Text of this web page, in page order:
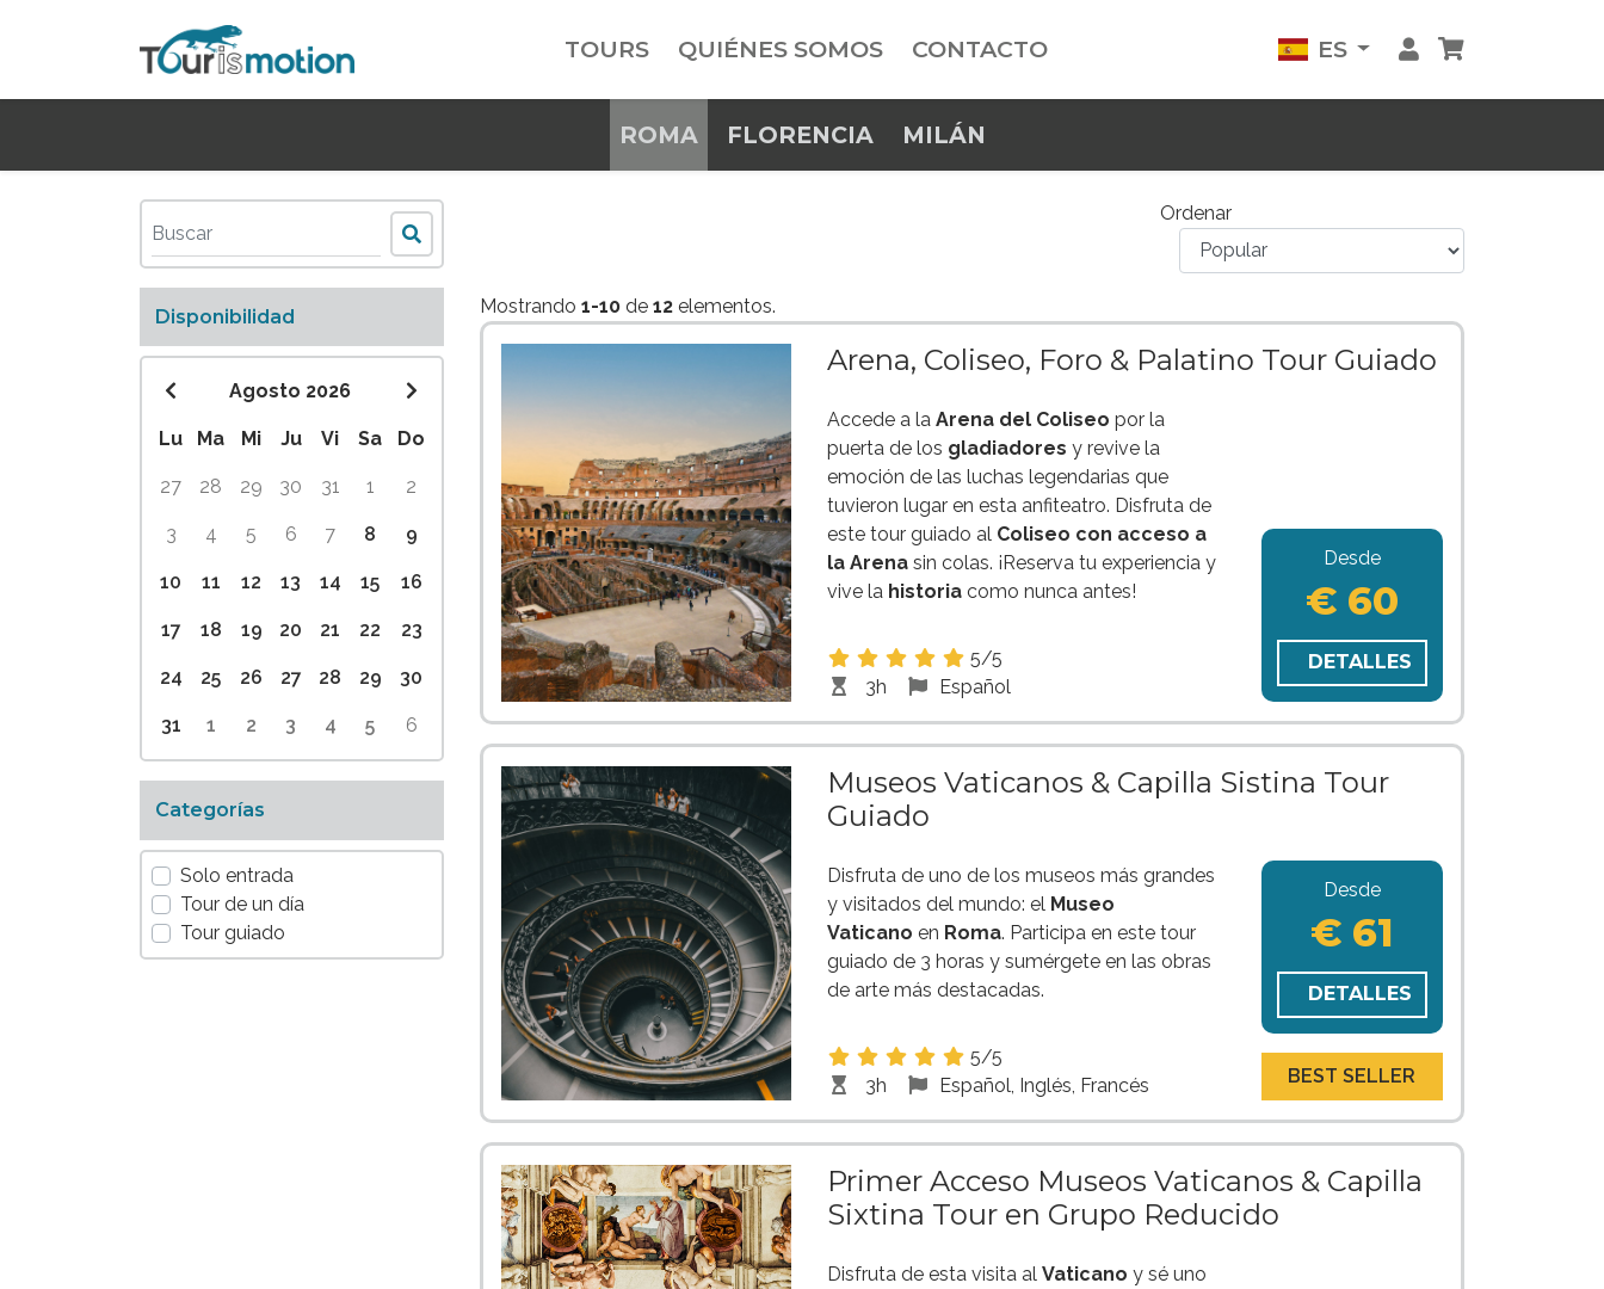
TOURS QUIÉNES SOMOS CONTACTO ES
ROMA FLORENCIA MILÁN
Disponibilidad
Agosto 2026
Lu Ma Mi Ju Vi Sa Do
27 28 29 30 31 1 2
3 4 5 6 7 8 9
10 11 12 13 14 15 16
17 18 19 20 21 22 23
24 25 26 27 28 29 30
31 1 2 3 4 5 6
Categorías
Solo entrada
Tour de un día
Tour guiado
Ordenar
Mostrando 1-10 de 12 elementos.
Arena, Coliseo, Foro & Palatino Tour Guiado
Accede a la Arena del Coliseo por la
puerta de los gladiadores y revive la
emoción de las luchas legendarias que
tuvieron lugar en esta anfiteatro. Disfruta de
este tour guiado al Coliseo con acceso a
la Arenasin colas. ¡Reserva tu experiencia y
vive la historiacomo nunca antes!
5/5
3h
Español
Desde
€ 60
DETALLES
Museos Vaticanos & Capilla Sistina Tour
Guiado
Disfruta de uno de los museos más grandes
y visitados del mundo: el Museo
Vaticano en Roma. Participa en este tour
guiado de 3 horas y sumérgete en las obras
de arte más destacadas.
5/5
3h
Español, Inglés, Francés
Desde
€ 61
DETALLES
BEST SELLER
Primer Acceso Museos Vaticanos & Capilla
Sixtina Tour en Grupo Reducido
Disfruta de esta visita al Vaticano y sé uno